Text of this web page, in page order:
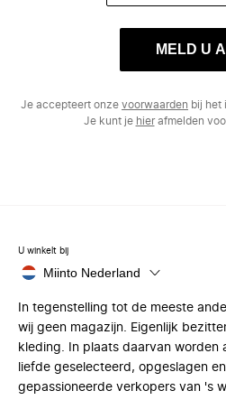
MELD U
Je accepteert onze voorwaarden bij het
Je kunt je hierafmelden
U winkelt bij
Miinto Nederland
In tegenstelling tot de meeste
wij geen magazijn. Eigenlijk
kleding. In plaats daarvan worden
liefde geselecteerd, opgeslagen
gepassioneerde verkopers van 's